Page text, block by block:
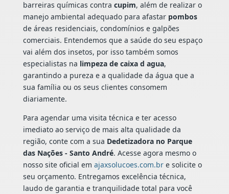
barreiras químicas contra cupim, além de realizar o
manejo ambiental adequado para afastar pombos
de áreas residenciais, condomínios e galpões
comerciais. Entendemos que a saúde do seu espaço
vai além dos insetos, por isso também somos
especialistas na limpeza de caixa d agua,
garantindo a pureza e a qualidade da água que a
sua família ou os seus clientes consomem
diariamente.
Para agendar uma visita técnica e ter acesso
imediato ao serviço de mais alta qualidade da
região, conte com a sua Dedetizadora no Parque
das Nações - Santo André. Acesse agora mesmo o
nosso site oficial em ajaxsolucoes.com.bre solicite o
seu orçamento. Entregamos excelência técnica,
laudo de garantia e tranquilidade total para você